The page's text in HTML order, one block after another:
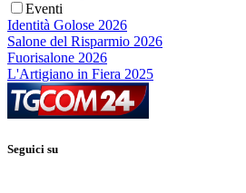
Eventi
Identità Golose 2026
Salone del Risparmio 2026
Fuorisalone 2026
L'Artigiano in Fiera 2025
Seguici su